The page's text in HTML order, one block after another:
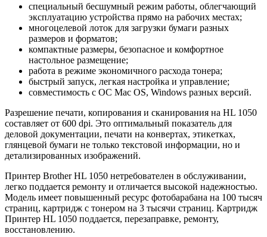
специальный бесшумный режим работы, облегчающий
эксплуатацию устройства прямо на рабочих местах;
многоцелевой лоток для загрузки бумаги разных
размеров и форматов;
компактные размеры, безопасное и комфортное
настольное размещение;
работа в режиме экономичного расхода тонера;
быстрый запуск, легкая настройка и управление;
совместимость с ОС Mac OS, Windows разных версий.
Разрешение печати, копирования и сканирования на HL 1050
составляет от 600 dpi. Это оптимальный показатель для
деловой документации, печати на конвертах, этикетках,
глянцевой бумаги не только текстовой информации, но и
детализированных изображений.
Принтер Brother HL 1050 нетребователен в обслуживании,
легко поддается ремонту и отличается высокой надежностью.
Модель имеет повышенный ресурс фотобарабана на 100 тысяч
страниц, картридж с тонером на 3 тысячи страниц. Картридж
Принтер HL 1050 поддается, перезаправке, ремонту,
восстановлению.